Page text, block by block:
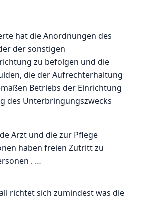
hat die Anordnungen des
der sonstigen
zu befolgen und die
die der Aufrechterhaltung
Betriebs der Einrichtung
des Unterbringungszwecks
Arzt und die zur Pflege
haben freien Zutritt zu
. …
richtet sich zumindest was die